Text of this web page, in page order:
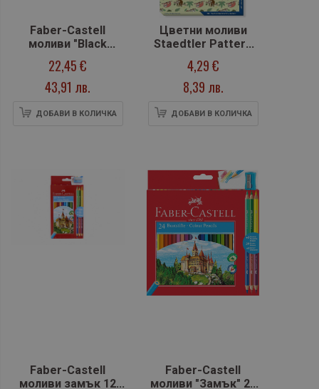
Faber-Castell
моливи "Black
Edition" - 24 цвята,
в метална кутия
22,45 €
43,91 лв.
ДОБАВИ В КОЛИЧКА
Цветни моливи
Staedtler Pattern
175, 24 цвята
4,29 €
8,39 лв.
ДОБАВИ В КОЛИЧКА
Faber-Castell
моливи замък 12
Faber-Castell
моливи "Замък" 24